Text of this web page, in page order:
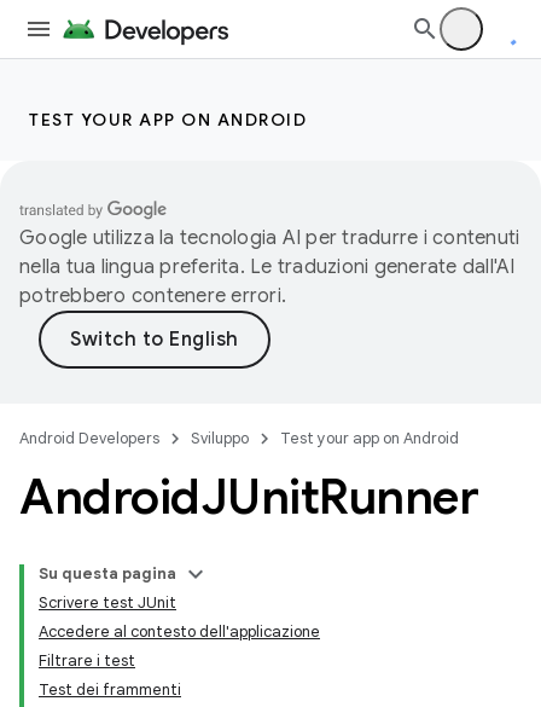
TEST YOUR APP ON ANDROID
Google utilizza la tecnologia AI per tradurre i contenuti
nella tua lingua preferita. Le traduzioni generate dall'AI
potrebbero contenere errori.
Android Developers Sviluppo Test your app on Android
AndroidJUnitRunner
Su questa pagina
Scrivere test JUnit
Accedere al contesto dell'applicazione
Filtrare i test
Test dei frammenti